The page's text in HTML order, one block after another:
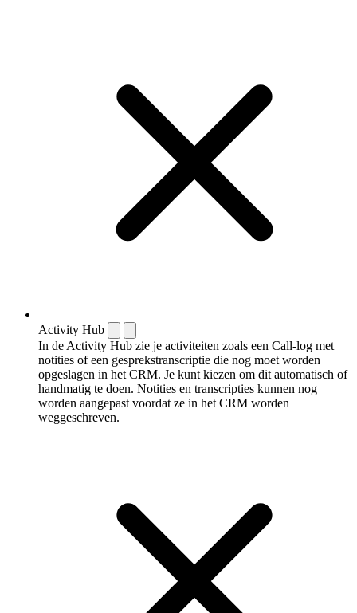
Activity Hub
In de Activity Hub zie je activiteiten zoals een Call-log met
notities of een gespreks­transcriptie die nog moet worden
opgeslagen in het CRM. Je kunt kiezen om dit automatisch of
handmatig te doen. Notities en transcripties kunnen nog
worden aangepast voordat ze in het CRM worden
weggeschreven.